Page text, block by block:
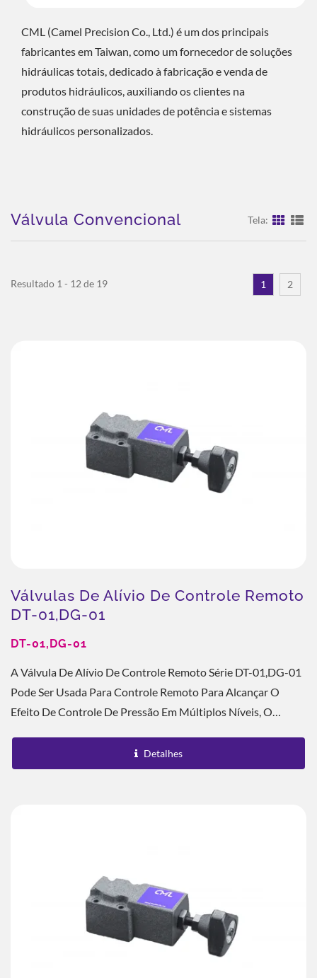
CML (Camel Precision Co., Ltd.) é um dos principais
fabricantes em Taiwan, como um fornecedor de soluções
hidráulicas totais, dedicado à fabricação e venda de
produtos hidráulicos, auxiliando os clientes na
construção de suas unidades de potência e sistemas
hidráulicos personalizados.
Válvula Convencional Tela:
Resultado 1 - 12 de 19 1 2
Válvulas De Alívio De Controle Remoto
DT-01,DG-01
DT-01,DG-01
A Válvula De Alívio De Controle Remoto Série DT-01,DG-01
Pode Ser Usada Para Controle Remoto Para Alcançar O
Efeito De Controle De Pressão Em Múltiplos Níveis, O
Detalhes